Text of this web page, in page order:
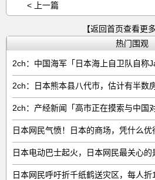
< 上一篇
【返回首页查看更
热门围观
2ch：中国海军「日本海上自卫队自称
2ch：日本熊本县八代市，估计有半数
日本电动巴士起火，日本网民最关心的
日本网民呼吁折千纸鹤送灾区，每人折